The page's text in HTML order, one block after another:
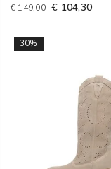
€ 149,00 € 104,30
30%